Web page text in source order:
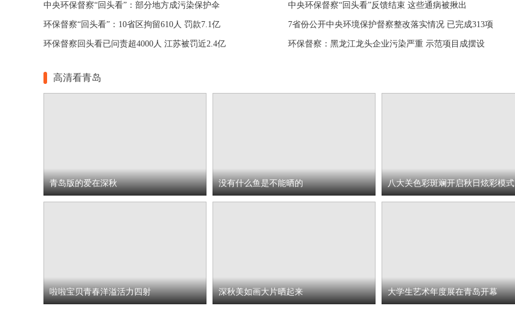
中央环保督察“回头看”：部分地方成污染保护伞 中央环保督察“回头看”反馈结束 这些通病被揪出
环保督察“回头看”：10省区拘留610人 罚款7.1亿 7省份公开中央环境保护督察整改落实情况 已完成313项
环保督察回头看已问责超4000人 江苏被罚近2.4亿 环保督察：黑龙江龙头企业污染严重 示范项目成摆设
高清看青岛
青岛版的爱在深秋 没有什么鱼是不能晒的 八大关色彩斑斓开启秋日炫彩模式
啦啦宝贝青春洋溢活力四射 深秋美如画大片晒起来 大学生艺术年度展在青岛开幕